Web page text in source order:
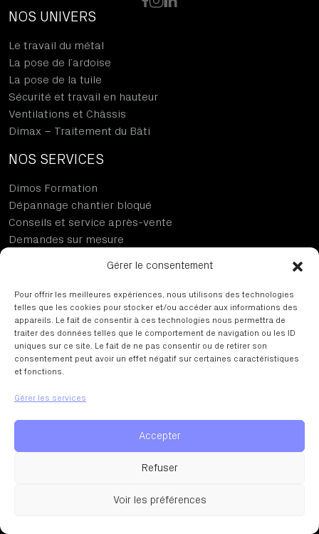
Gérer le consentement
Pour offrir les meilleures expériences, nous utilisons des technologies
telles que les cookies pour stocker et/ou accéder aux informations des
appareils. Le fait de consentir à ces technologies nous permettra de
traiter des données telles que le comportement de navigation ou les ID
uniques sur ce site. Le fait de ne pas consentir ou de retirer son
consentement peut avoir un effet négatif sur certaines caractéristiques
et fonctions.
Gérer les services
Accepter
Refuser
Voir les préférences
NOS UNIVERS
Le travail du métal
La pose de l’ardoise
La pose de la tuile
Sécurité et travail en hauteur
Ventilations et Châssis
Dimax – Traitement du Bâti
NOS SERVICES
Dimos Formation
Dépannage chantier bloqué
Conseils et service après-vente
Demandes sur mesure
DIMOS
Notre Histoire
Où nous trouver
Rejoindre Dimos
DIMOS